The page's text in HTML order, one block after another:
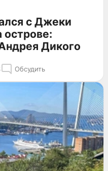
с Джеки
Дикого
Обсудить